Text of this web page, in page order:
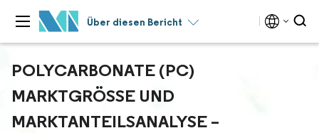
Über diesen Bericht
POLYCARBONATE (PC)
MARKTGRÖSSE UND M
ARKTANTEILSANALYSE – W